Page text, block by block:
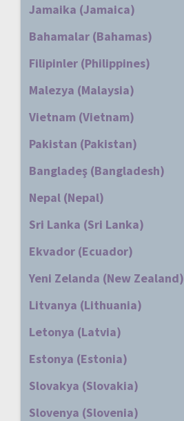
Jamaika (Jamaica)
Bahamalar (Bahamas)
Filipinler (Philippines)
Malezya (Malaysia)
Vietnam (Vietnam)
Pakistan (Pakistan)
Bangladeş (Bangladesh)
Nepal (Nepal)
Sri Lanka (Sri Lanka)
Ekvador (Ecuador)
Yeni Zelanda (New Zealand)
Litvanya (Lithuania)
Letonya (Latvia)
Estonya (Estonia)
Slovakya (Slovakia)
Slovenya (Slovenia)